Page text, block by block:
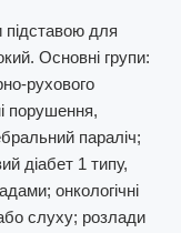
для
Основні групи:
рухового
порушення,
параліч;
діабет 1 типу,
онкологічні
слуху; розлади